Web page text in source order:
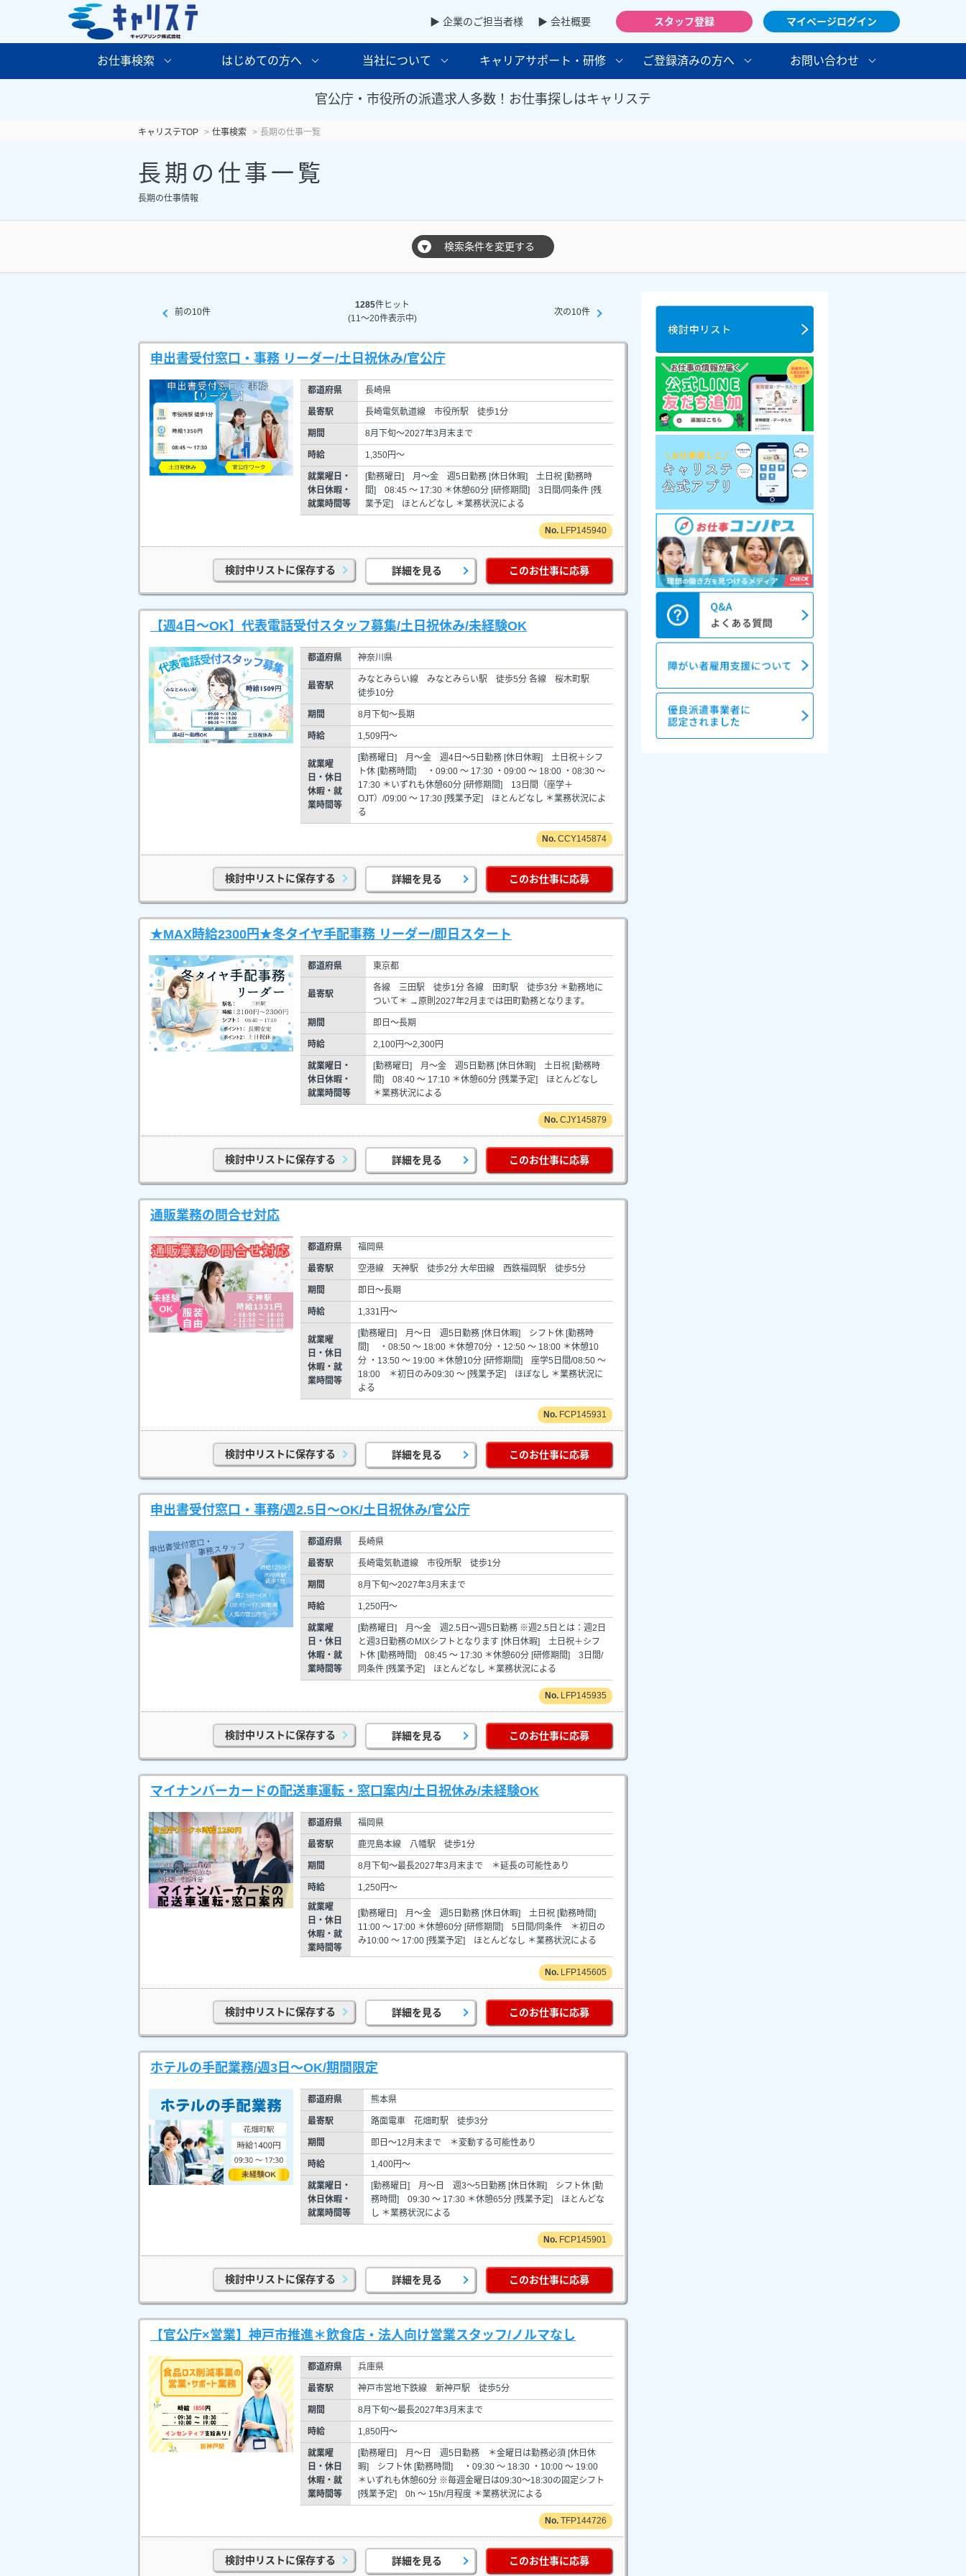
▶ 企業のご担当者様 ▶ 会社概要 スタッフ登録 マイページログイン
お仕事検索 はじめての方へ 当社について キャリアサポート・研修 ご登録済みの方へ お問い合わせ
官公庁・市役所の派遣求人多数！お仕事探しはキャリステ
キャリステTOP 仕事検索 長期の仕事一覧
長期の仕事一覧
長期の仕事情報
▼ 検索条件を変更する
前の10件
1285件ヒット
(11～20件表示中)
次の10件
申出書受付窓口・事務 リーダー/土日祝休み/官公庁
都道府県 長崎県
最寄駅 長崎電気軌道線 市役所駅 徒歩1分
期間 8月下旬～2027年3月末まで
時給 1,350円～
就業曜日・
休日休暇・
就業時間等
[勤務曜日] 月～金 週5日勤務 [休日休暇] 土日祝 [勤務時
間] 08:45 ～ 17:30 ＊休憩60分 [研修期間] 3日間/同条件 [残
業予定] ほとんどなし ＊業務状況による
LFP145940
検討中リストに保存する 詳細を見る このお仕事に応募
【週4日～OK】代表電話受付スタッフ募集/土日祝休み/未経験OK
都道府県 神奈川県
最寄駅
みなとみらい線 みなとみらい駅 徒歩5分 各線 桜木町駅
徒歩10分
期間 8月下旬～長期
時給 1,509円～
就業曜
日・休日
休暇・就
業時間等
[勤務曜日] 月～金 週4日～5日勤務 [休日休暇] 土日祝＋シフ
ト休 [勤務時間] ・09:00 ～ 17:30 ・09:00 ～ 18:00 ・08:30 ～
17:30 ＊いずれも休憩60分 [研修期間] 13日間（座学＋
OJT）/09:00 ～ 17:30 [残業予定] ほとんどなし ＊業務状況によ
る
CCY145874
検討中リストに保存する 詳細を見る このお仕事に応募
★MAX時給2300円★冬タイヤ手配事務 リーダー/即日スタート
都道府県 東京都
最寄駅
各線 三田駅 徒歩1分 各線 田町駅 徒歩3分 ＊勤務地に
ついて＊ →原則2027年2月までは田町勤務となります。
期間 即日～長期
時給 2,100円～2,300円
就業曜日・
休日休暇・
就業時間等
[勤務曜日] 月～金 週5日勤務 [休日休暇] 土日祝 [勤務時
間] 08:40 ～ 17:10 ＊休憩60分 [残業予定] ほとんどなし
＊業務状況による
CJY145879
検討中リストに保存する 詳細を見る このお仕事に応募
通販業務の問合せ対応
都道府県 福岡県
最寄駅 空港線 天神駅 徒歩2分 大牟田線 西鉄福岡駅 徒歩5分
期間 即日～長期
時給 1,331円～
就業曜
日・休日
休暇・就
業時間等
[勤務曜日] 月～日 週5日勤務 [休日休暇] シフト休 [勤務時
間] ・08:50 ～ 18:00 ＊休憩70分 ・12:50 ～ 18:00 ＊休憩10
分 ・13:50 ～ 19:00 ＊休憩10分 [研修期間] 座学5日間/08:50 ～
18:00 ＊初日のみ09:30 ～ [残業予定] ほぼなし ＊業務状況に
よる
FCP145931
検討中リストに保存する 詳細を見る このお仕事に応募
申出書受付窓口・事務/週2.5日～OK/土日祝休み/官公庁
都道府県 長崎県
最寄駅 長崎電気軌道線 市役所駅 徒歩1分
期間 8月下旬～2027年3月末まで
時給 1,250円～
就業曜
日・休日
休暇・就
業時間等
[勤務曜日] 月～金 週2.5日～週5日勤務 ※週2.5日とは：週2日
と週3日勤務のMIXシフトとなります [休日休暇] 土日祝＋シフ
ト休 [勤務時間] 08:45 ～ 17:30 ＊休憩60分 [研修期間] 3日間/
同条件 [残業予定] ほとんどなし ＊業務状況による
LFP145935
検討中リストに保存する 詳細を見る このお仕事に応募
マイナンバーカードの配送車運転・窓口案内/土日祝休み/未経験OK
都道府県 福岡県
最寄駅 鹿児島本線 八幡駅 徒歩1分
期間 8月下旬～最長2027年3月末まで ＊延長の可能性あり
時給
1,250円～
就業曜
日・休日
休暇・就
業時間等
[勤務曜日] 月～金 週5日勤務 [休日休暇] 土日祝 [勤務時間]
11:00 ～ 17:00 ＊休憩60分 [研修期間] 5日間/同条件 ＊初日の
み10:00 ～ 17:00 [残業予定] ほとんどなし ＊業務状況による
LFP145605
検討中リストに保存する 詳細を見る このお仕事に応募
ホテルの手配業務/週3日～OK/期間限定
都道府県 熊本県
最寄駅 路面電車 花畑町駅 徒歩3分
期間 即日～12月末まで ＊変動する可能性あり
時給 1,400円～
就業曜日・
休日休暇・
就業時間等
[勤務曜日] 月～日 週3～5日勤務 [休日休暇] シフト休 [勤
務時間] 09:30 ～ 17:30 ＊休憩65分 [残業予定] ほとんどな
し ＊業務状況による
FCP145901
検討中リストに保存する 詳細を見る このお仕事に応募
【官公庁×営業】神戸市推進＊飲食店・法人向け営業スタッフ/ノルマなし
都道府県 兵庫県
最寄駅 神戸市営地下鉄線 新神戸駅 徒歩5分
期間 8月下旬～最長2027年3月末まで
時給 1,850円～
就業曜
日・休日
休暇・就
業時間等
[勤務曜日] 月～日 週5日勤務 ＊金曜日は勤務必須 [休日休
暇] シフト休 [勤務時間] ・09:30 ～ 18:30 ・10:00 ～ 19:00
＊いずれも休憩60分 ※毎週金曜日は09:30～18:30の固定シフト
[残業予定] 0h ～ 15h/月程度 ＊業務状況による
TFP144726
検討中リストに保存する 詳細を見る このお仕事に応募